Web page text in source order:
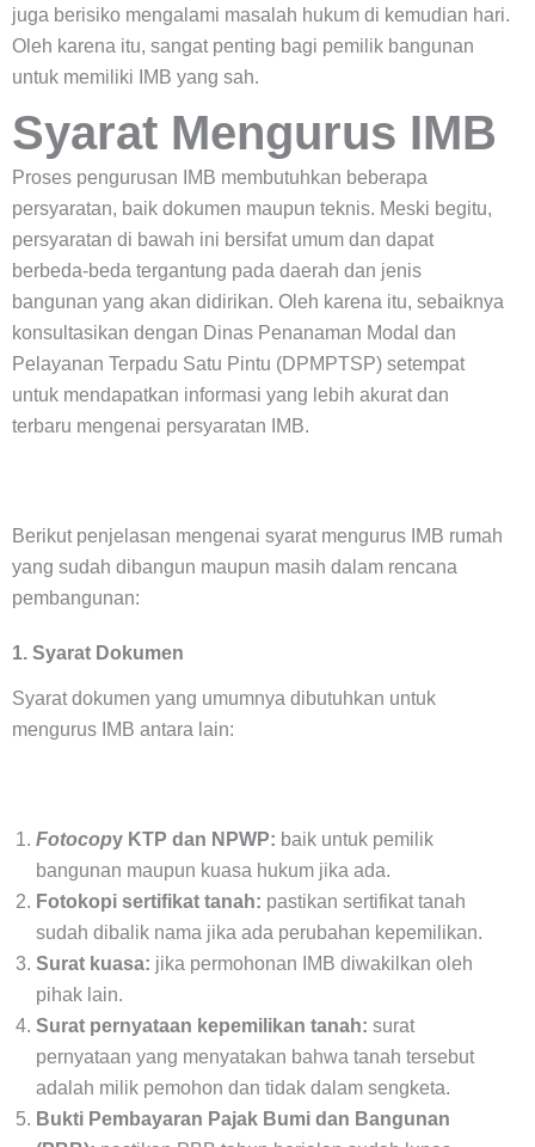
juga berisiko mengalami masalah hukum di kemudian hari.
Oleh karena itu, sangat penting bagi pemilik bangunan
untuk memiliki IMB yang sah.
Syarat Mengurus IMB
Proses pengurusan IMB membutuhkan beberapa
persyaratan, baik dokumen maupun teknis. Meski begitu,
persyaratan di bawah ini bersifat umum dan dapat
berbeda-beda tergantung pada daerah dan jenis
bangunan yang akan didirikan. Oleh karena itu, sebaiknya
konsultasikan dengan Dinas Penanaman Modal dan
Pelayanan Terpadu Satu Pintu (DPMPTSP) setempat
untuk mendapatkan informasi yang lebih akurat dan
terbaru mengenai persyaratan IMB.
Berikut penjelasan mengenai syarat mengurus IMB rumah
yang sudah dibangun maupun masih dalam rencana
pembangunan:
1. Syarat Dokumen
Syarat dokumen yang umumnya dibutuhkan untuk
mengurus IMB antara lain:
Fotocopy KTP dan NPWP: baik untuk pemilik
bangunan maupun kuasa hukum jika ada.
Fotokopi sertifikat tanah: pastikan sertifikat tanah
sudah dibalik nama jika ada perubahan kepemilikan.
Surat kuasa: jika permohonan IMB diwakilkan oleh
pihak lain.
Surat pernyataan kepemilikan tanah: surat
pernyataan yang menyatakan bahwa tanah tersebut
adalah milik pemohon dan tidak dalam sengketa.
Bukti Pembayaran Pajak Bumi dan Bangunan